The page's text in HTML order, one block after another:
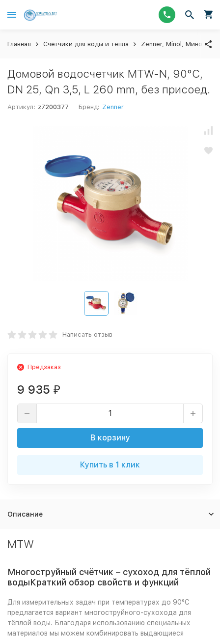
Главная Счётчики для воды и тепла Zenner, Minol, Миномесс
Домовой водосчетчик MTW-N, 90°C,
DN 25, Qn 3,5, L 260 mm, без присоед.
Артикул: z7200377 Бренд: Zenner
Написать отзыв
Предзаказ
9 935 ₽
В корзину
Купить в 1 клик
Описание
MTW
Многоструйный счётчик – сухоход для тёплой
водыКраткий обзор свойств и функций
Для измерительных задач при температурах до 90°С
предлагается вариант многоструйного-сухохода для
тёплой воды. Благодаря использованию специальных
материалов мы можем комбинировать выдающиеся